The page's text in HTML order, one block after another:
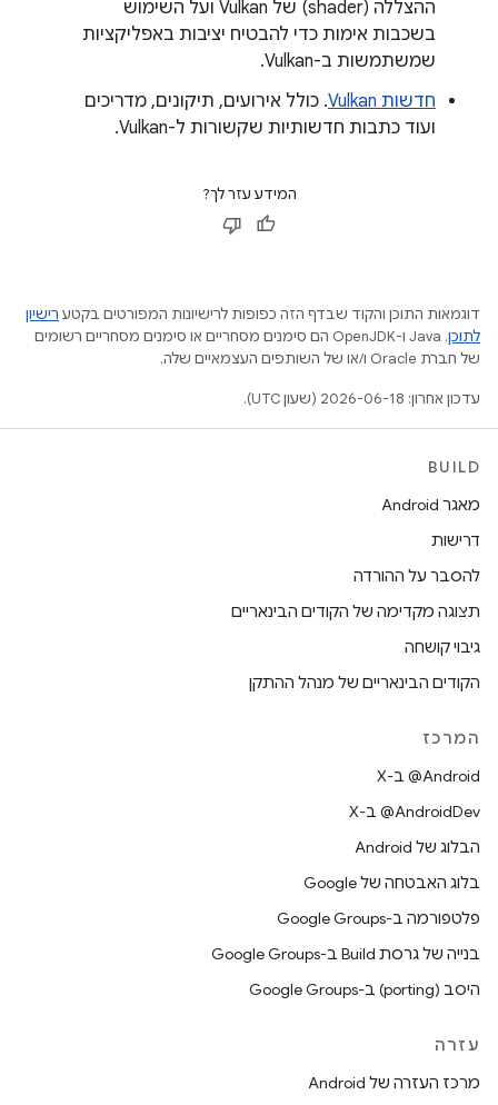
ההצללה (shader) של Vulkan ועל השימוש
בשכבות אימות כדי להבטיח יציבות באפליקציות
שמשתמשות ב-Vulkan.
חדשות Vulkan
. כולל אירועים, תיקונים, מדריכים
ועוד כתבות חדשותיות שקשורות ל-Vulkan.
המידע עזר לך?
דוגמאות התוכן והקוד שבדף הזה כפופות לרישיונות המפורטים בקטע רישיון
לתוכן
.‏ Java ו-OpenJDK הם סימנים מסחריים או סימנים מסחריים רשומים
של חברת Oracle ו/או של השותפים העצמאיים שלה.
עדכון אחרון: 2026-06-18 (שעון UTC).
BUILD
מאגר Android
דרישות
להסבר על ההורדה
תצוגה מקדימה של הקודים הבינאריים
גיבוי קושחה
הקודים הבינאריים של מנהל ההתקן
המרכז
‫‎@Android ב-X
‫‎@AndroidDev ב-X
הבלוג של Android
בלוג האבטחה של Google
פלטפורמה ב-Google Groups
בנייה של גרסת Build ב-Google Groups
היסב (porting) ב-Google Groups
עזרה
מרכז העזרה של Android